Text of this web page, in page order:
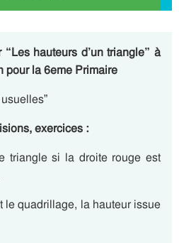
hauteurs d’un triangle” à
pour la 6eme Primaire
exercices :
triangle si la droite rouge est
le quadrillage, la hauteur issue